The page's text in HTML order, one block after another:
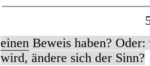
einen Beweis haben?
wird, ändere sich der Sinn?